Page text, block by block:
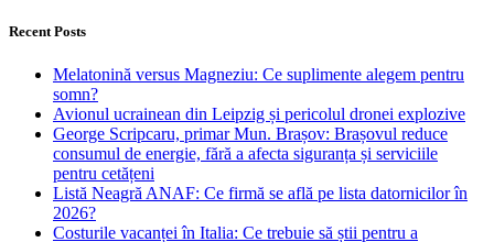
Recent Posts
Melatonină versus Magneziu: Ce suplimente alegem pentru
somn?
Avionul ucrainean din Leipzig și pericolul dronei explozive
George Scripcaru, primar Mun. Brașov: Brașovul reduce
consumul de energie, fără a afecta siguranța și serviciile
pentru cetățeni
Listă Neagră ANAF: Ce firmă se află pe lista datornicilor în
2026?
Costurile vacanței în Italia: Ce trebuie să știi pentru a